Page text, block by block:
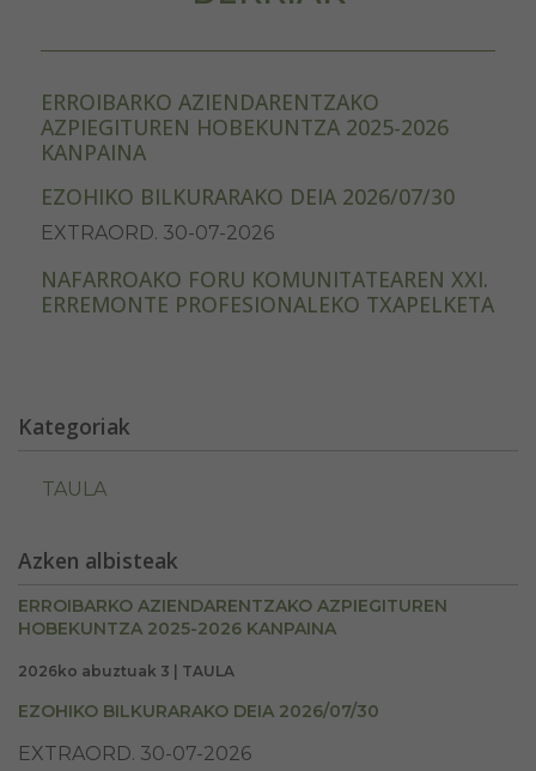
ERROIBARKO AZIENDARENTZAKO
AZPIEGITUREN HOBEKUNTZA 2025-2026
KANPAINA
EZOHIKO BILKURARAKO DEIA 2026/07/30
EXTRAORD. 30-07-2026
NAFARROAKO FORU KOMUNITATEAREN XXI.
ERREMONTE PROFESIONALEKO TXAPELKETA
Kategoriak
TAULA
Azken albisteak
ERROIBARKO AZIENDARENTZAKO AZPIEGITUREN
HOBEKUNTZA 2025-2026 KANPAINA
2026ko abuztuak 3 | TAULA
EZOHIKO BILKURARAKO DEIA 2026/07/30
EXTRAORD. 30-07-2026